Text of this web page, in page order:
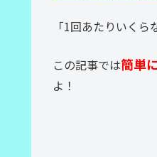
「1回あたりいく
この記事では簡単
よ！